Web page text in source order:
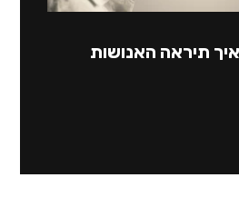
תיראה האנושות